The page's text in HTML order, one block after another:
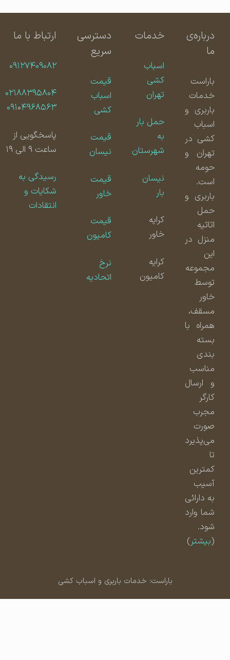
درباره‌ی
باراست
خدمات
باربری و
اسباب
کشی در
تهران و
حومه
است.
باربری و
حمل
اثاثیه
منزل در
مجموعه
توسط
مسقف،
همراه با
بسته
بندی
مناسب
و ارسال
مجرب
صورت
می‌پذیرد
کمترین
آسیب
به دارائی
شما وارد
شود.
بیشتر)
خدمات
اسباب
کشی
تهران
حمل بار
شهرستان
نیسان
کامیون
دسترسی
سریع
قیمت
اسباب
کشی
قیمت
نیسان
قیمت
قیمت
کامیون
اتحادیه
ارتباط با ما
۰۹۱۲۷۴۰۹۰۸۲
۰۲۱۸۸۳۹۵۸۰۴
۰۹۱۰۴۹۶۸۵۶۳
پاسخگویی از
ساعت ۹ الی ۱۹
رسیدگی به
شکایات و
انتقادات
باراست: خدمات باربری و اسباب کشی